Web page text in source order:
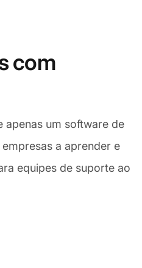
com
apenas um software de
a aprender e
equipes de suporte ao